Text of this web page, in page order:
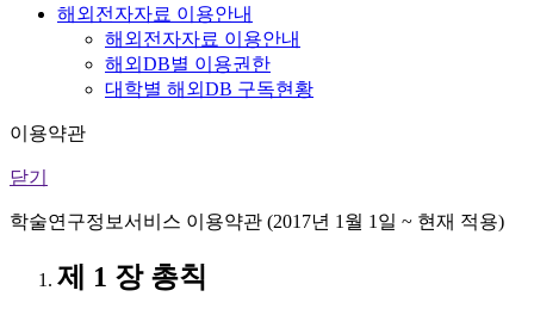
해외전자자료 이용안내
해외전자자료 이용안내
해외DB별 이용권한
대학별 해외DB 구독현황
이용약관
닫기
학술연구정보서비스 이용약관 (2017년 1월 1일 ~ 현재 적용)
제 1 장 총칙